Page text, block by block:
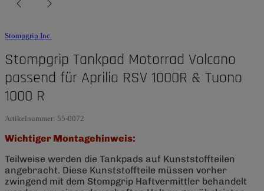
Stompgrip Inc.
Stompgrip Tankpad Motorrad Volcano
passend für Aprilia RSV 1000R & Tuono
1000 R
Artikelnummer: 55-0072
Wichtiger Montagehinweis:
Teilweise werden die Tankpads auf Kunststoffteilen
angebracht. Diese Kunststoffteile müssen vorher
zwingend mit dem Stompgrip Haftvermittler behandelt